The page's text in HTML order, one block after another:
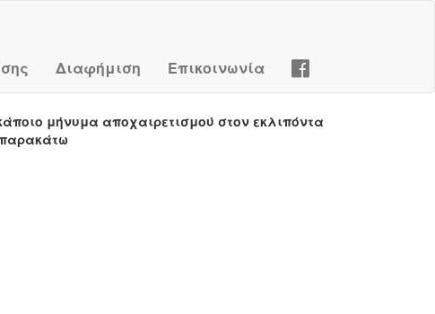
Διαφήμιση Επικοινωνία
μήνυμα αποχαιρετισμού στον εκλιπόντα